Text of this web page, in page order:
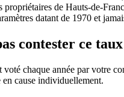
de Hauts-de-
datant de 1970 et
contester ce taux
chaque année par votre
en cause individuellement.